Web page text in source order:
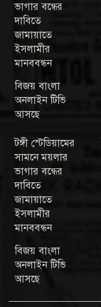
ভাগার বন্ধের
দাবিতে
জামায়াতে
ইসলামীর
মানববন্ধন
বিজয় বাংলা
অনলাইন টিভি
আসছে
টঙ্গী স্টেডিয়ামের
সামনে ময়লার
ভাগার বন্ধের
দাবিতে
জামায়াতে
ইসলামীর
মানববন্ধন
বিজয় বাংলা
অনলাইন টিভি
আসছে